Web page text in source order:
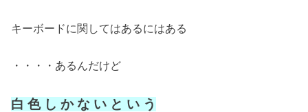
キーボードに関してはあるにはある
・・・・あるんだけど
白 色 し か な い と い う